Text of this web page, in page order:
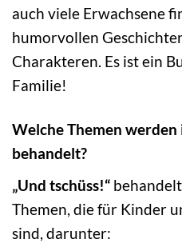
auch viele Erwachsene
humorvollen
Charakteren. Es ist ein
Familie!
Welche Themen werden
behandelt?
„Und tschüss!“
Themen, die für Kinder
sind, darunter: